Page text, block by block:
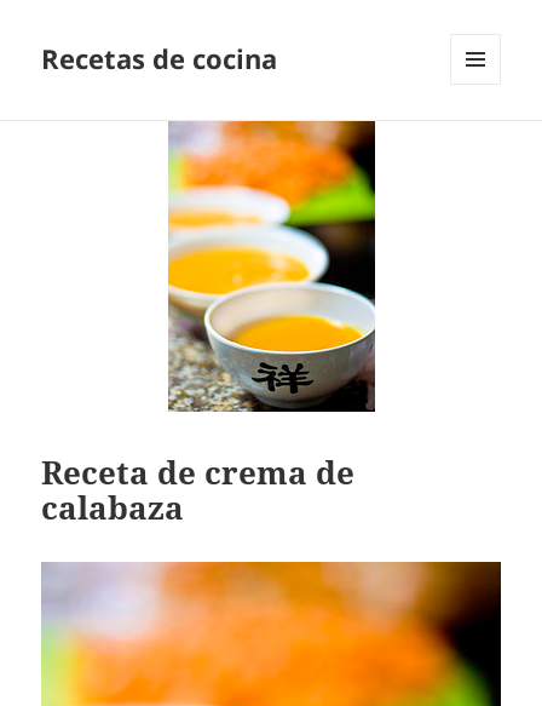
Recetas de cocina
Receta de crema de
calabaza